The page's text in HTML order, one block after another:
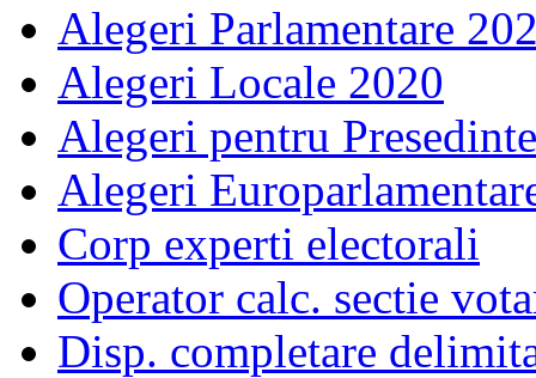
Alegeri Parlamentare
Alegeri Locale 2020
Alegeri pentru
Alegeri
Corp experti electorali
Operator calc. sectie
Disp. completare